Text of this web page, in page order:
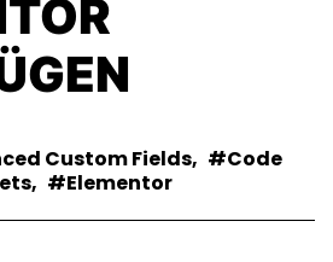
Custom Fields,
Code
, Elementor